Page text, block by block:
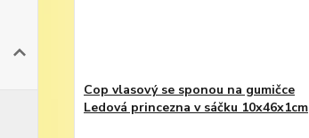
Cop vlasový se sponou na gumičce
Ledová princezna v sáčku 10x46x1cm